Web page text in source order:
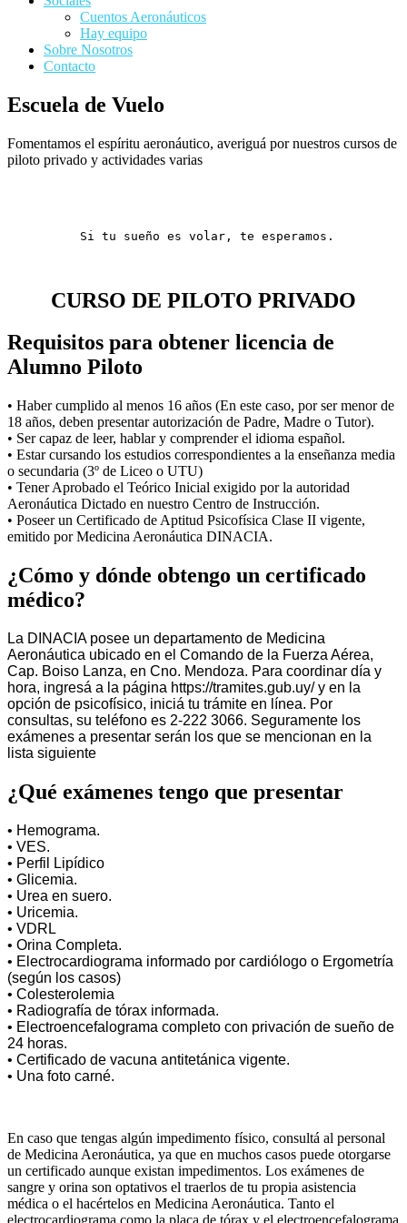
Cuentos Aeronáuticos
Hay equipo
Sobre Nosotros
Contacto
Escuela de Vuelo
Fomentamos el espíritu aeronáutico, averiguá por nuestros cursos de
piloto privado y actividades varias
Si tu sueño es volar, te esperamos.
CURSO DE PILOTO PRIVADO
Requisitos para obtener licencia de
Alumno Piloto
• Haber cumplido al menos 16 años (En este caso, por ser menor de
18 años, deben presentar autorización de Padre, Madre o Tutor).
• Ser capaz de leer, hablar y comprender el idioma español.
• Estar cursando los estudios correspondientes a la enseñanza media
o secundaria (3º de Liceo o UTU)
• Tener Aprobado el Teórico Inicial exigido por la autoridad
Aeronáutica Dictado en nuestro Centro de Instrucción.
• Poseer un Certificado de Aptitud Psicofísica Clase II vigente,
emitido por Medicina Aeronáutica DINACIA.
¿Cómo y dónde obtengo un certificado
médico?
La DINACIA posee un departamento de Medicina
Aeronáutica ubicado en el Comando de la Fuerza Aérea,
Cap. Boiso Lanza, en Cno. Mendoza. Para coordinar día y
hora, ingresá a la página https://tramites.gub.uy/ y en la
opción de psicofísico, iniciá tu trámite en línea. Por
consultas, su teléfono es 2-222 3066. Seguramente los
exámenes a presentar serán los que se mencionan en la
lista siguiente
¿Qué exámenes tengo que presentar
• Hemograma.
• VES.
• Perfil Lipídico
• Glicemia.
• Urea en suero.
• Uricemia.
• VDRL
• Orina Completa.
• Electrocardiograma informado por cardiólogo o Ergometría
(según los casos)
• Colesterolemia
• Radiografía de tórax informada.
• Electroencefalograma completo con privación de sueño de
24 horas.
• Certificado de vacuna antitetánica vigente.
• Una foto carné.
En caso que tengas algún impedimento físico, consultá al personal
de Medicina Aeronáutica, ya que en muchos casos puede otorgarse
un certificado aunque existan impedimentos. Los exámenes de
sangre y orina son optativos el traerlos de tu propia asistencia
médica o el hacértelos en Medicina Aeronáutica. Tanto el
electrocardiograma como la placa de tórax y el electroencefalograma